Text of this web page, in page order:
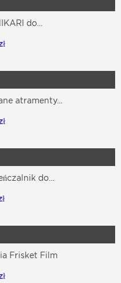
do...
atramenty...
do...
Frisket Film